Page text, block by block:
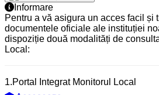
Informare
Pentru a vă asigura un acces facil și
documentele oficiale ale instituției
dispoziție două modalități de
Local:
1.Portal Integrat Monitorul Local